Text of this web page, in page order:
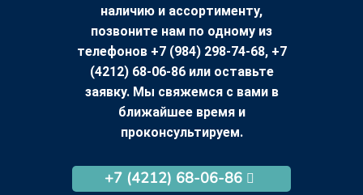
наличию и ассортименту,
позвоните нам по одному из
телефонов +7 (984) 298-74-68, +7
(4212) 68-06-86 или оставьте
заявку. Мы свяжемся с вами в
ближайшее время и
проконсультируем.
+7 (4212) 68-06-86